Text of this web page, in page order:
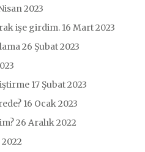
2023
işe girdim. 16 Mart 2023
26 Şubat 2023
17 Şubat 2023
16 Ocak 2023
26 Aralık 2022